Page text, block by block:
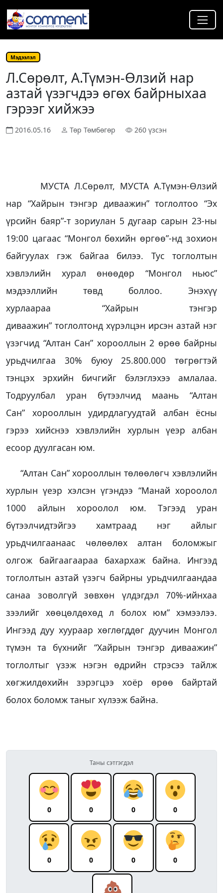
Мэдээлэл
Л.Сөрөлт, А.Түмэн-Өлзий нар
азтай үзэгчдээ өгөх байрныхаа
гэрээг хийжээ
2016.05.16 Төр Төмбөгөр 260 үзсэн
МУСТА Л.Сөрөлт, МУСТА А.Түмэн-Өлзий
нар “Хайрын тэнгэр диваажин” тоглолтоо “Эх
үрсийн баяр”-т зориулан 5 дугаар сарын 23-ны
19:00 цагаас “Монгол бөхийн өргөө”-нд зохион
байгуулах гэж байгаа билээ. Тус тоглолтын
хэвлэлийн хурал өнөөдөр “Монгол ньюс”
мэдээллийн төвд боллоо. Энэхүү
хурлаараа “Хайрын тэнгэр
диваажин” тоглолтонд хүрэлцэн ирсэн азтай нэг
үзэгчид “Алтан Сан” хорооллын 2 өрөө байрны
урьдчилгаа 30% буюу 25.800.000 төгрөгтэй
тэнцэх эрхийн бичгийг бэлэглэхээ амлалаа.
Тодруулбал уран бүтээлчид маань “Алтан
Сан” хорооллын удирдлагуудтай албан ёсны
гэрээ хийснээ хэвлэлийн хурлын үеэр албан
есоор дуулгасан юм.
“Алтан Сан” хорооллын төлөөлөгч хэвлэлийн
хурлын үеэр хэлсэн үгэндээ “Манай хороолол
1000 айлын хороолол юм. Тэгээд уран
бүтээлчидтэйгээ хамтраад нэг айлыг
урьдчилгаанаас чөлөөлөх алтан боломжыг
олгож байгаагаараа бахархаж байна. Ингээд
тоглолтын азтай үзэгч байрны урьдчилгаандаа
санаа зоволгүй зөвхөн үлдэгдэл 70%-ийнхаа
зээлийг хөөцөлдөхөд л болох юм” хэмээлээ.
Ингээд дуу хуураар хөглөгддөг дуучин Монгол
түмэн та бүхнийг “Хайрын тэнгэр диваажин”
тоглолтыг үзэж нэгэн өдрийн стрэсээ тайлж
хөгжилдөхийн зэрэгцээ хоёр өрөө байртай
болох боломж таныг хүлээж байна.
Таны сэтгэгдэл
0 0 0 0
0 0 0 0